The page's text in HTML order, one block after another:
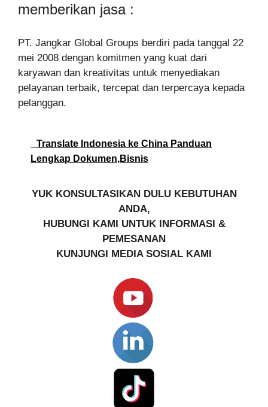
memberikan jasa :
PT. Jangkar Global Groups berdiri pada tanggal 22
mei 2008 dengan komitmen yang kuat dari
karyawan dan kreativitas untuk menyediakan
pelayanan terbaik, tercepat dan terpercaya kepada
pelanggan.
Translate Indonesia ke China Panduan
Lengkap Dokumen,Bisnis
YUK KONSULTASIKAN DULU KEBUTUHAN
ANDA,
HUBUNGI KAMI UNTUK INFORMASI &
PEMESANAN
KUNJUNGI MEDIA SOSIAL KAMI